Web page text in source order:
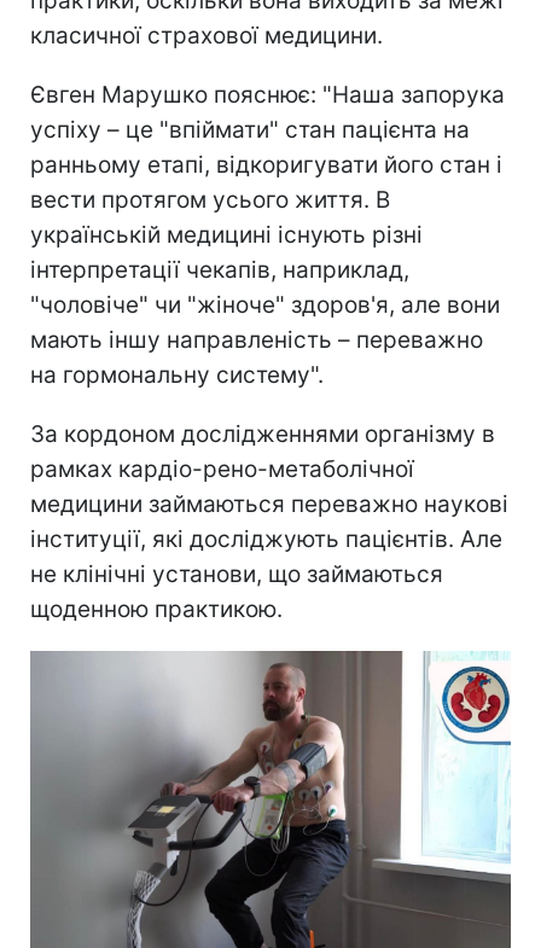
класичної страхової медицини.
Євген Марушко пояснює: "Наша запорука
успіху – це "впіймати" стан пацієнта на
ранньому етапі, відкоригувати його стан і
вести протягом усього життя. В
українській медицині існують різні
інтерпретації чекапів, наприклад,
"чоловіче" чи "жіноче" здоров'я, але вони
мають іншу направленість – переважно
на гормональну систему".
За кордоном дослідженнями організму в
рамках кардіо-рено-метаболічної
медицини займаються переважно наукові
інституції, які досліджують пацієнтів. Але
не клінічні установи, що займаються
щоденною практикою.